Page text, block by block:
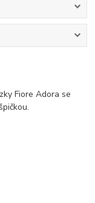
Fiore Adora se